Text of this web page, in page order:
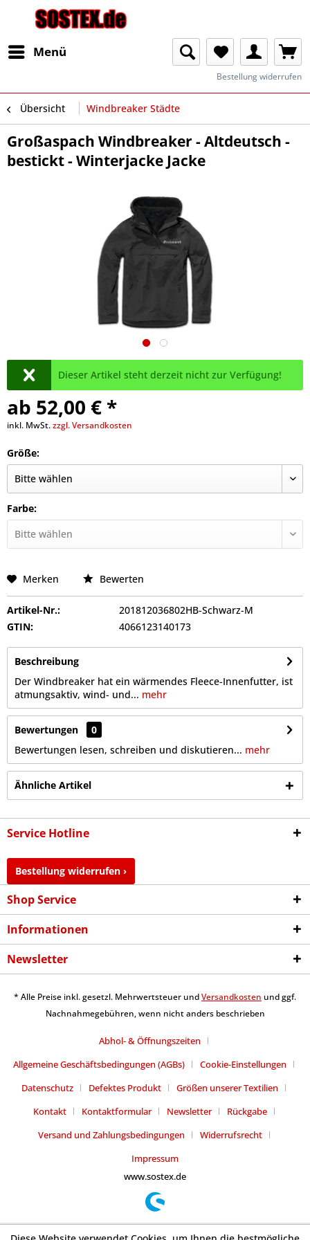
Menü
Bestellung widerrufen
Übersicht Windbreaker Städte
Großaspach Windbreaker - Altdeutsch -
bestickt - Winterjacke Jacke
Dieser Artikel steht derzeit nicht zur Verfügung!
ab 52,00 € *
inkl. MwSt.zzgl. Versandkosten
Größe:
Farbe:
Merken Bewerten
Artikel-Nr.:
201812036802HB-Schwarz-M
GTIN:
4066123140173
Beschreibung
Der Windbreaker hat ein wärmendes Fleece-Innenfutter, ist
atmungsaktiv, wind- und... mehr
Bewertungen
0
Bewertungen lesen, schreiben und diskutieren... mehr
Ähnliche Artikel
Service Hotline
Bestellung widerrufen ›
Shop Service
Informationen
Newsletter
* Alle Preise inkl. gesetzl. Mehrwertsteuer undVersandkosten und ggf.
Nachnahmegebühren, wenn nicht anders beschrieben
Abhol- & Öffnungszeiten
Allgemeine Geschäftsbedingungen (AGBs)
Cookie-Einstellungen
Datenschutz
Defektes Produkt
Größen unserer Textilien
Kontakt
Kontaktformular Newsletter
Rückgabe
Versand und Zahlungsbedingungen
Widerrufsrecht
Impressum
www.sostex.de